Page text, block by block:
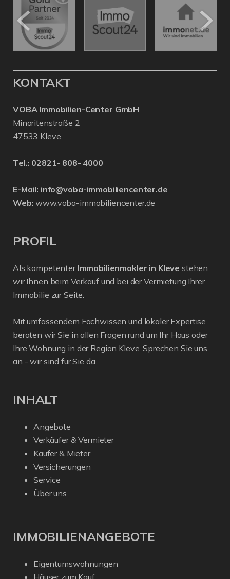
KONTAKT
VOBA Immobilien-Center GmbH
Minoritenstraße 2
47533 Kleve
Tel.: 02821- 808- 4000
E-Mail: info@voba-immobiliencenter.de
Web: www.voba-immobiliencenter.de
PROFIL
Als kompetenter Immobilienmakler in Kleve stehen
wir Ihnen beim Verkauf und bei der Vermietung Ihrer
Immobilie zur Seite.
Mit umfassendem Fachwissen und lokaler Expertise
beraten wir Sie in allen Fragen rund um Ihr Haus oder
Ihre Wohnung in der Region Kleve. Sprechen Sie uns
an - wir sind für Sie da.
INHALT
Angebote
Verkäufer & Vermieter
Käufer & Mieter
Versicherungen
Service
Über uns
IMMOBILIENANGEBOTE
Eigentumswohnungen